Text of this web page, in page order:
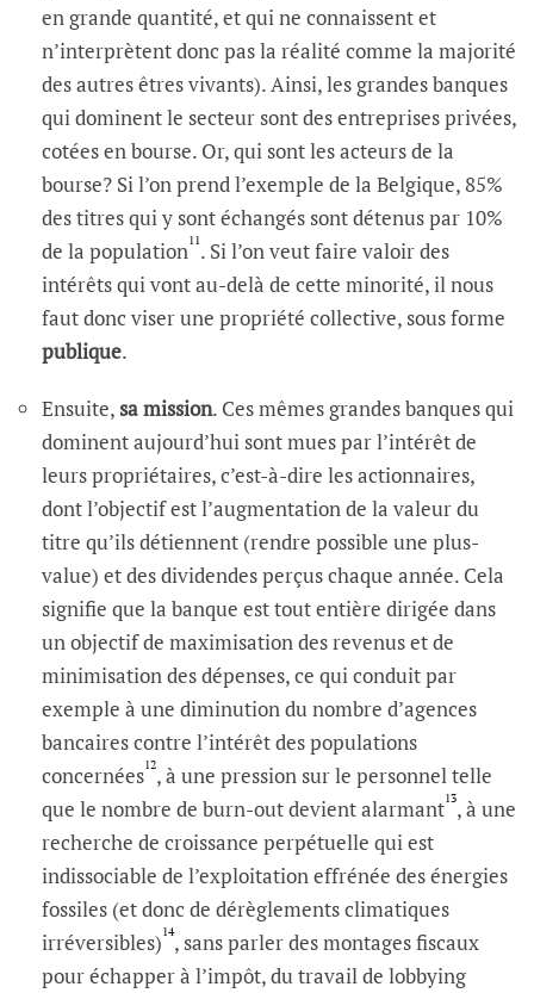
en grande quantité, et qui ne connaissent et
n’interprètent donc pas la réalité comme la majorité
des autres êtres vivants). Ainsi, les grandes banques
qui dominent le secteur sont des entreprises privées,
cotées en bourse. Or, qui sont les acteurs de la
bourse? Si l’on prend l’exemple de la Belgique, 85%
des titres qui y sont échangés sont détenus par 10%
de la population11. Si l’on veut faire valoir des
intérêts qui vont au-delà de cette minorité, il nous
faut donc viser une propriété collective, sous forme
publique.
Ensuite,sa mission. Ces mêmes grandes banques qui
dominent aujourd’hui sont mues par l’intérêt de
leurs propriétaires, c’est-à-dire les actionnaires,
dont l’objectif est l’augmentation de la valeur du
titre qu’ils détiennent (rendre possible une plus-
value) et des dividendes perçus chaque année. Cela
signifie que la banque est tout entière dirigée dans
un objectif de maximisation des revenus et de
minimisation des dépenses, ce qui conduit par
exemple à une diminution du nombre d’agences
bancaires contre l’intérêt des populations
concernées12, à une pression sur le personnel telle
que le nombre de burn-out devient alarmant13, à une
recherche de croissance perpétuelle qui est
indissociable de l’exploitation effrénée des énergies
fossiles (et donc de dérèglements climatiques
irréversibles)14, sans parler des montages fiscaux
pour échapper à l’impôt, du travail de lobbying